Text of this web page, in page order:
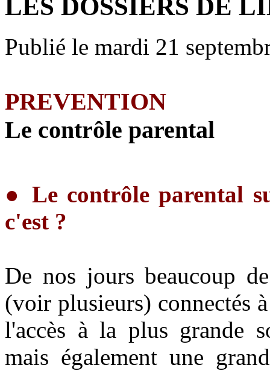
LES DOSSIERS DE
Publié le mardi 21
PREVENTION
Le contrôle parental
● Le contrôle parental
c'est ?
De nos jours beaucoup
(voir plusieurs) connectés
l'accès à la plus grande
mais également une